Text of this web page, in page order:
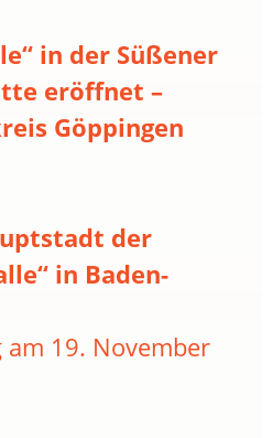
in der Süßener
eröffnet –
Göppingen
der
in Baden-
19. November